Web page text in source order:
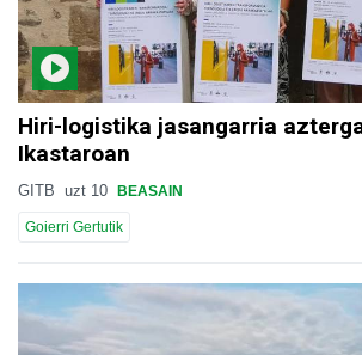
Hiri-logistika jasangarria
Ikastaroan
GITB uzt 10 BEASAIN
Goierri Gertutik